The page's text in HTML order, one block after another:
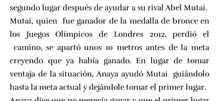
segundo lugar después de ayudar a su rival Abel Mutai.
Mutai, quien fue ganador de la medalla de bronce en
los Juegos Olímpicos de Londres 2012, perdió el
camino, se apartó unos 10 metros antes de la meta
creyendo que ya había ganado. En lugar de tomar
ventaja de la situación, Anaya ayudó Mutai guiándolo
hasta la meta actual y dejándole tomar el primer lugar.